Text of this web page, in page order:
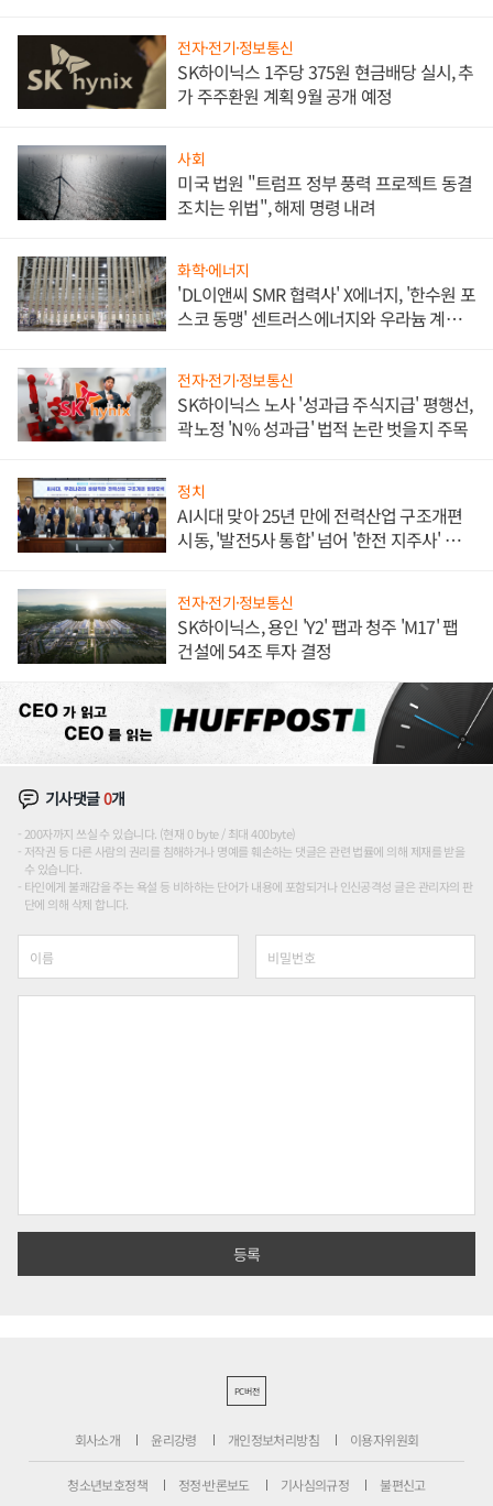
전자·전기·정보통신
SK하이닉스 1주당 375원 현금배당 실시, 추
가 주주환원 계획 9월 공개 예정
사회
미국 법원 "트럼프 정부 풍력 프로젝트 동결
조치는 위법", 해제 명령 내려
화학·에너지
'DL이앤씨 SMR 협력사' X에너지, '한수원 포
스코 동맹' 센트러스에너지와 우라늄 계약
전자·전기·정보통신
SK하이닉스 노사 '성과급 주식지급' 평행선,
곽노정 'N% 성과급' 법적 논란 벗을지 주목
정치
AI시대 맞아 25년 만에 전력산업 구조개편
시동, '발전5사 통합' 넘어 '한전 지주사' 재편
전자·전기·정보통신
SK하이닉스, 용인 'Y2' 팹과 청주 'M17' 팹
건설에 54조 투자 결정
기사댓글0개
200자까지 쓰실 수 있습니다. (현재 0 byte / 최대 400byte)
저작권 등 다른 사람의 권리를 침해하거나 명예를 훼손하는 댓글은 관련 법률에 의해 제재를 받을
수 있습니다.
타인에게 불쾌감을 주는 욕설 등 비하하는 단어가 내용에 포함되거나 인신공격성 글은 관리자의 판
단에 의해 삭제 합니다.
PC버전
회사소개 윤리강령 개인정보처리방침 이용자위원회
청소년보호정책 정정·반론보도 기사심의규정 불편신고